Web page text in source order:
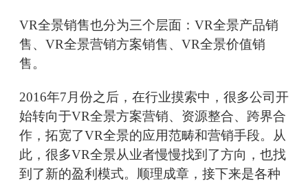
VR全景销售也分为三个层面：VR全景产品销
售、VR全景营销方案销售、VR全景价值销
售。
2016年7月份之后，在行业摸索中，很多公司开
始转向于VR全景方案营销、资源整合、跨界合
作，拓宽了VR全景的应用范畴和营销手段。从
此，很多VR全景从业者慢慢找到了方向，也找
到了新的盈利模式。顺理成章，接下来是各种